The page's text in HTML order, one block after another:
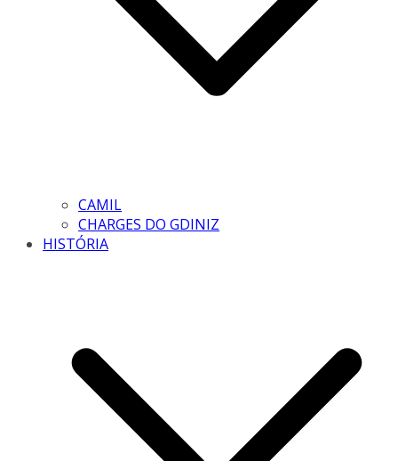
CAMIL
CHARGES DO GDINIZ
HISTÓRIA